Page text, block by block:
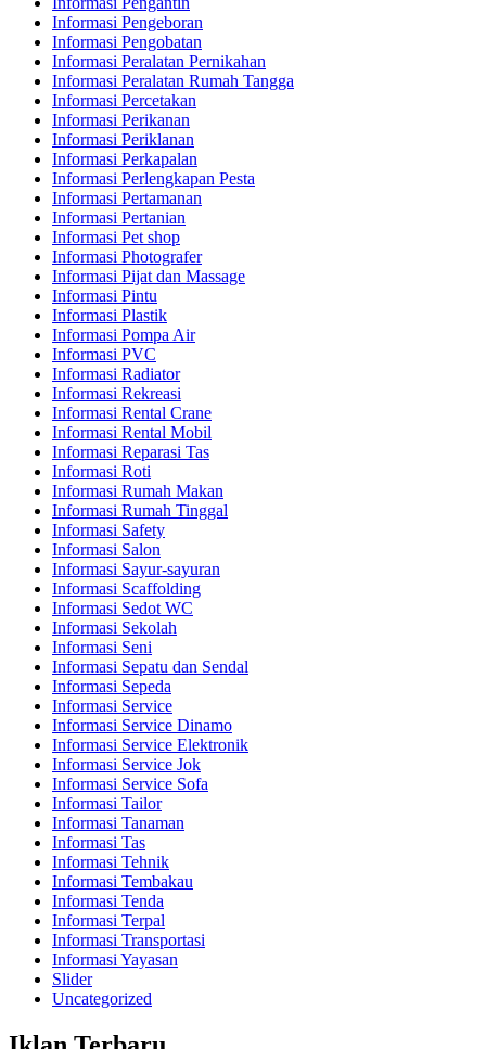
Informasi Pengeboran
Informasi Pengobatan
Informasi Peralatan Pernikahan
Informasi Peralatan Rumah Tangga
Informasi Percetakan
Informasi Perikanan
Informasi Periklanan
Informasi Perkapalan
Informasi Perlengkapan Pesta
Informasi Pertamanan
Informasi Pertanian
Informasi Pet shop
Informasi Photografer
Informasi Pijat dan Massage
Informasi Pintu
Informasi Plastik
Informasi Pompa Air
Informasi PVC
Informasi Radiator
Informasi Rekreasi
Informasi Rental Crane
Informasi Rental Mobil
Informasi Reparasi Tas
Informasi Roti
Informasi Rumah Makan
Informasi Rumah Tinggal
Informasi Safety
Informasi Salon
Informasi Sayur-sayuran
Informasi Scaffolding
Informasi Sedot WC
Informasi Sekolah
Informasi Seni
Informasi Sepatu dan Sendal
Informasi Sepeda
Informasi Service
Informasi Service Dinamo
Informasi Service Elektronik
Informasi Service Jok
Informasi Service Sofa
Informasi Tailor
Informasi Tanaman
Informasi Tas
Informasi Tehnik
Informasi Tembakau
Informasi Tenda
Informasi Terpal
Informasi Transportasi
Informasi Yayasan
Slider
Uncategorized